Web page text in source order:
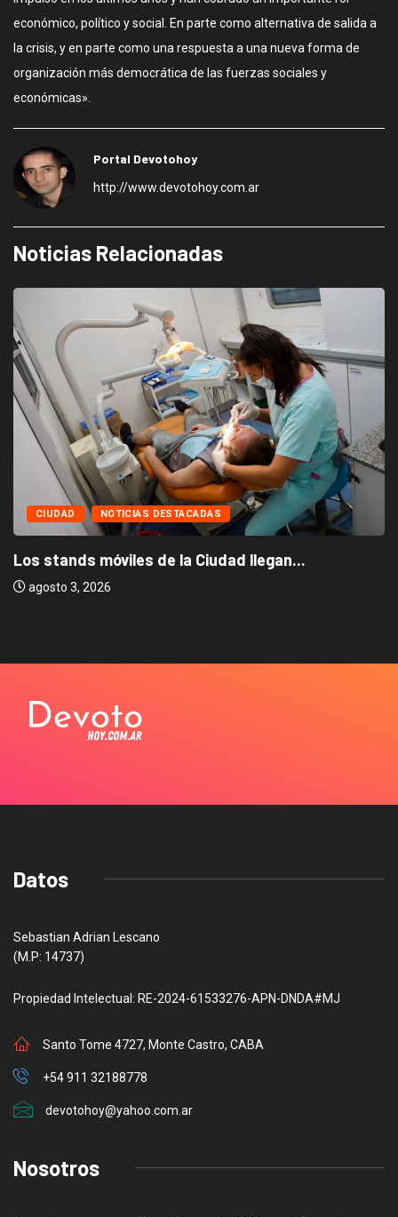
económico, político y social. En parte como alternativa de salida a
la crisis, y en parte como una respuesta a una nueva forma de
organización más democrática de las fuerzas sociales y
económicas».
Portal Devotohoy
http://www.devotohoy.com.ar
Noticias Relacionadas
CIUDAD NOTICIAS DESTACADAS
Los stands móviles de la Ciudad llegan...
agosto 3, 2026
Datos
Sebastian Adrian Lescano
(M.P: 14737)
Propiedad Intelectual: RE-2024-61533276-APN-DNDA#MJ
Santo Tome 4727, Monte Castro, CABA
+54 911 32188778
devotohoy@yahoo.com.ar
Nosotros